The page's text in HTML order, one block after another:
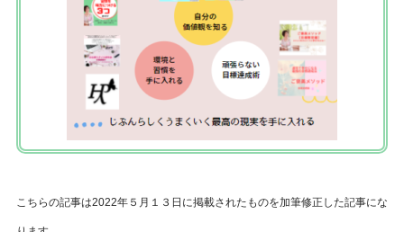
こちらの記事は2022年５月１３日に掲載されたものを加筆修正した記事にな